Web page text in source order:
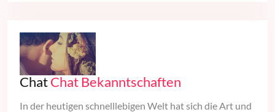
ChatChat Bekanntschaften
In der heutigen schnelllebigen Welt hat sich die Art und